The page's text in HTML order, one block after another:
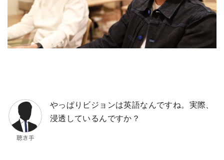
やっぱりビジョンは英語なんですね。実際、
浸透しているんですか？